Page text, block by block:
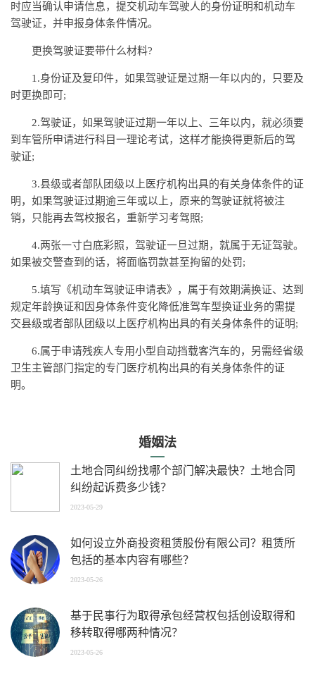
时应当确认申请信息，提交机动车驾驶人的身份证明和机动车
驾驶证，并申报身体条件情况。
更换驾驶证要带什么材料?
1.身份证及复印件，如果驾驶证是过期一年以内的，只要及
时更换即可;
2.驾驶证，如果驾驶证过期一年以上、三年以内，就必须要
到车管所申请进行科目一理论考试，这样才能换得更新后的驾
驶证;
3.县级或者部队团级以上医疗机构出具的有关身体条件的证
明，如果驾驶证过期逾三年或以上，原来的驾驶证就将被注
销，只能再去驾校报名，重新学习考驾照;
4.两张一寸白底彩照，驾驶证一旦过期，就属于无证驾驶。
如果被交警查到的话，将面临罚款甚至拘留的处罚;
5.填写《机动车驾驶证申请表》，属于有效期满换证、达到
规定年龄换证和因身体条件变化降低准驾车型换证业务的需提
交县级或者部队团级以上医疗机构出具的有关身体条件的证明;
6.属于申请残疾人专用小型自动挡载客汽车的，另需经省级
卫生主管部门指定的专门医疗机构出具的有关身体条件的证
明。
婚姻法
土地合同纠纷找哪个部门解决最快？土地合同
纠纷起诉费多少钱？
2023-05-29
如何设立外商投资租赁股份有限公司？租赁所
包括的基本内容有哪些？
2023-05-26
基于民事行为取得承包经营权包括创设取得和
移转取得哪两种情况？
2023-05-26